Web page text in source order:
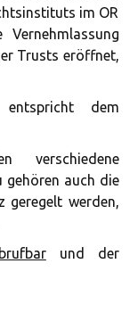
im OR
Trusts eröffnet,
dem
verschiedene
gehören auch die
geregelt werden,
und der